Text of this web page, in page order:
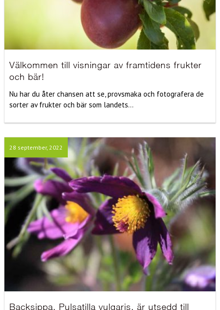
Välkommen till visningar av framtidens frukter
och bär!
Nu har du åter chansen att se, provsmaka och fotografera de
sorter av frukter och bär som landets...
28 september, 2022
Backsippa, Pulsatilla vulgaris, är utsedd till